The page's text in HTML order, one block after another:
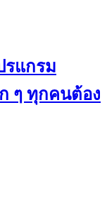
รแกรม
ๆ ทุกคนต้อง